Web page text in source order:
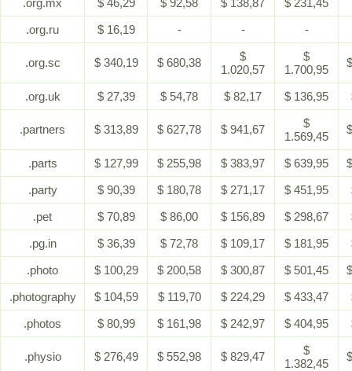
.org.mx
$ 46,29 $ 92,58 $ 138,87
$ 231,45
.org.ru
$ 16,19 - - -
.org.sc $ 340,19 $ 680,38
$
1.020,57
$
1.700,95
.org.uk $ 27,39 $ 54,78 $ 82,17 $ 136,95
.partners $ 313,89 $ 627,78 $ 941,67
$
1.569,45
.parts $ 127,99 $ 255,98 $ 383,97 $ 639,95
.party
$ 90,39 $ 180,78 $ 271,17 $ 451,95
.pet
$ 70,89 $ 86,00 $ 156,89 $ 298,67
.pg.in
$ 36,39 $ 72,78 $ 109,17 $ 181,95
.photo
$ 100,29 $ 200,58 $ 300,87 $ 501,45
.photography
$ 104,59 $ 119,70 $ 224,29 $ 433,47
.photos
$ 80,99 $ 161,98 $ 242,97 $ 404,95
.physio $ 276,49 $ 552,98 $ 829,47
$
1.382,45